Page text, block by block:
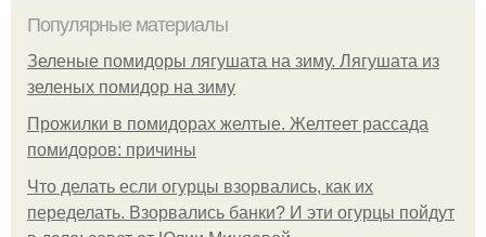
Популярные материалы
Зеленые помидоры лягушата на зиму. Лягушата из
зеленых помидор на зиму
Прожилки в помидорах желтые. Желтеет рассада
помидоров: причины
Что делать если огурцы взорвались, как их
переделать. Взорвались банки? И эти огурцы пойдут